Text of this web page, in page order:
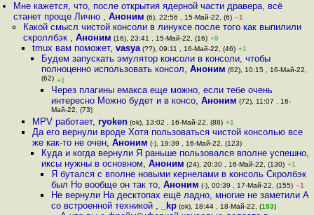
Мне кажется, что, после открытия ядерной части дравера, всё
станет проще Лично ,Аноним (6), 22:56 , 15-Май-22, (6) –1
Какой смысл чистой консоли в линуксе после того как выпилили
скроллбэк , Аноним (16), 23:41 , 15-Май-22, (16) +9
tmux вам поможет, vasya(??), 09:11 , 16-Май-22, (46) +1
Будем запускать эмулятор консоли в консоли, чтобы
полноценно использовать консол,Аноним (62), 10:15 , 16-Май-22,
(62) +1
Через плагины емакса еще можно, если тебе очень
интересно Можно будет и в консо, Аноним (72), 11:07 , 16-
Май-22, (73)
MPV работает, ryoken(ok), 13:02 , 16-Май-22, (88) +1
Да его вернули вроде Хотя пользоваться чистой консолью все
же как-то не очен, Аноним (-), 19:39 , 16-Май-22, (123)
Куда и когда вернули Я раньше пользовался вполне успешно,
иксы нужны в основном,Аноним (24), 20:30 , 16-Май-22, (130) +1
Я бутался с вполне новыми кернелами в консоль Скролбэк
был Но вообще он так то, Аноним (-), 00:39 , 17-Май-22, (155) –1
Не вернули На десктопах ещё ладно, многие не заметили А
со встроенной техникой , _kp(ok), 18:44 , 18-Май-22, (193)